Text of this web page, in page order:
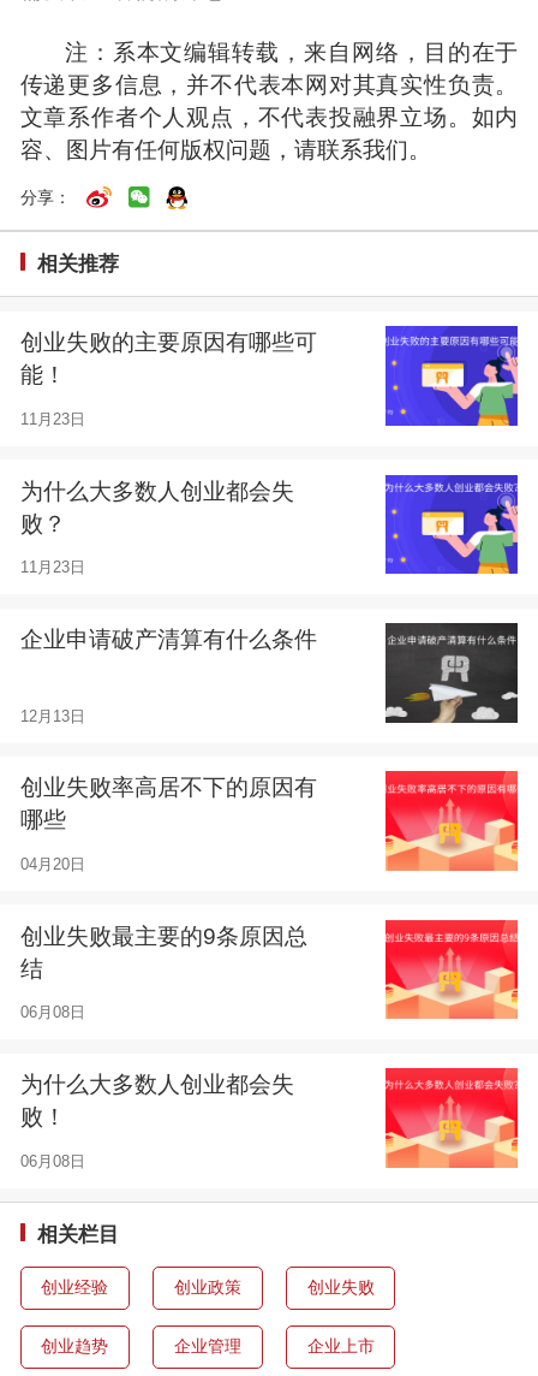
注：系本文编辑转载，来自网络，目的在于
传递更多信息，并不代表本网对其真实性负责。
文章系作者个人观点，不代表投融界立场。如内
容、图片有任何版权问题，请联系我们。
分享：
相关推荐
创业失败的主要原因有哪些可
能！
11月23日
为什么大多数人创业都会失
败？
11月23日
企业申请破产清算有什么条件
12月13日
创业失败率高居不下的原因有
哪些
04月20日
创业失败最主要的9条原因总
结
06月08日
为什么大多数人创业都会失
败！
06月08日
相关栏目
创业经验 创业政策 创业失败
创业趋势 企业管理 企业上市